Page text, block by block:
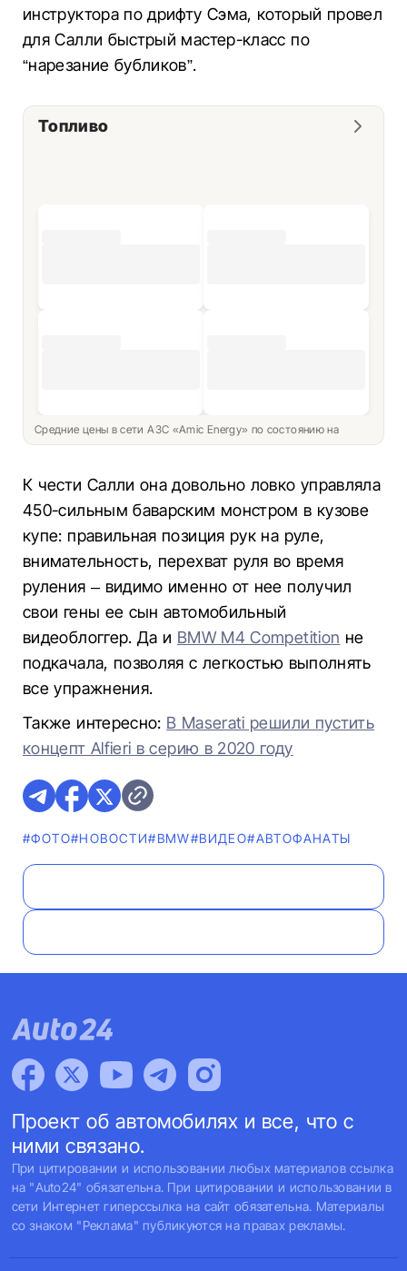
инструктора по дрифту Сэма, который провел
для Салли быстрый мастер-класс по
“нарезание бубликов”.
Топливо
Средние цены в сети АЗС «Amic Energy» по состоянию на
К чести Салли она довольно ловко управляла
450-сильным баварским монстром в кузове
купе: правильная позиция рук на руле,
внимательность, перехват руля во время
руления – видимо именно от нее получил
свои гены ее сын автомобильный
видеоблоггер. Да и BMW M4 Competition не
подкачала, позволяя с легкостью выполнять
все упражнения.
Также интересно: В Maserati решили пустить
концепт Alfieri в серию в 2020 году
#ФОТО#НОВОСТИ#BMW#ВИДЕО#AВТОФАНАТЫ
Проект об автомобилях и все, что с
ними связано.
При цитировании и использовании любых материалов ссылка
на "Auto24" обязательна. При цитировании и использовании в
сети Интернет гиперссылка на сайт обязательна. Материалы
со знаком "Реклама" публикуются на правах рекламы.